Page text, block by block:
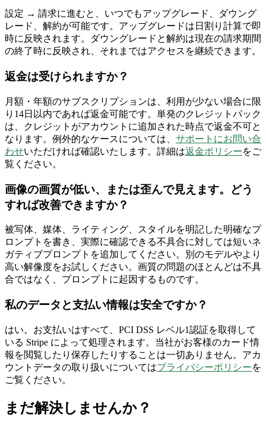
設定 → 請求に進むと、いつでもアップグレード、ダウング
レード、解約が可能です。アップグレードは日割り計算で即
時に反映されます。ダウングレードと解約は現在の請求期間
の終了時に反映され、それまではアクセスを継続できます。
返金は受けられますか？
月額・年額のサブスクリプションは、利用が少ない場合に限
り14日以内であれば返金可能です。単発のクレジットパック
は、クレジットがアカウントに追加された時点で返金不可と
なります。例外的なケースについては、 サポートにお問い合
わせいただければ確認いたします。詳細は返金ポリシーをご
覧ください。
画像の画質が低い、または歪んで見えます。どう
すれば改善できますか？
被写体、媒体、ライティング、スタイルを明記した明確なプ
ロンプトを書き、実際に確認できる不具合に対しては短いネ
ガティブプロンプトを追加してください。別のモデルやより
高い解像度をお試しください。画質の問題のほとんどは不具
合ではなく、プロンプトに起因するものです。
私のデータと支払い情報は安全ですか？
はい。お支払いはすべて、PCI DSS レベル1認証を取得して
いる Stripe によって処理されます。当社がお客様のカード情
報を閲覧したり保存したりすることは一切ありません。アカ
ウントデータの取り扱いについてはプライバシーポリシーを
ご覧ください。
まだ解決しませんか？